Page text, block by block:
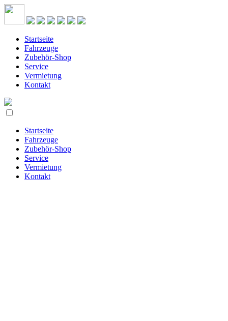
Startseite
Fahrzeuge
Zubehör-Shop
Service
Vermietung
Kontakt
Startseite
Fahrzeuge
Zubehör-Shop
Service
Vermietung
Kontakt